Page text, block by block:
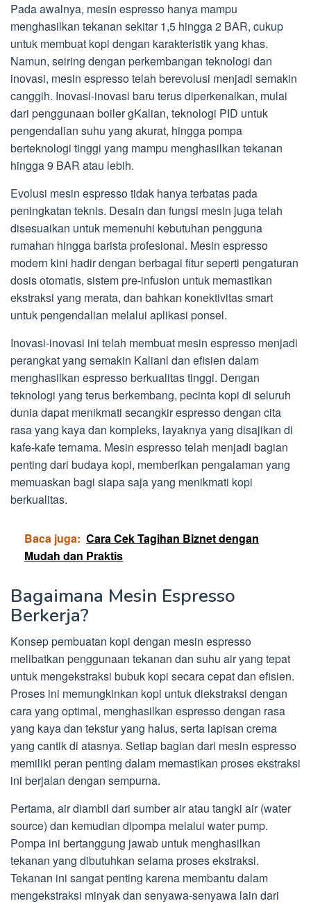
Pada awalnya, mesin espresso hanya mampu
menghasilkan tekanan sekitar 1,5 hingga 2 BAR, cukup
untuk membuat kopi dengan karakteristik yang khas.
Namun, seiring dengan perkembangan teknologi dan
inovasi, mesin espresso telah berevolusi menjadi semakin
canggih. Inovasi-inovasi baru terus diperkenalkan, mulai
dari penggunaan boiler gKalian, teknologi PID untuk
pengendalian suhu yang akurat, hingga pompa
berteknologi tinggi yang mampu menghasilkan tekanan
hingga 9 BAR atau lebih.
Evolusi mesin espresso tidak hanya terbatas pada
peningkatan teknis. Desain dan fungsi mesin juga telah
disesuaikan untuk memenuhi kebutuhan pengguna
rumahan hingga barista profesional. Mesin espresso
modern kini hadir dengan berbagai fitur seperti pengaturan
dosis otomatis, sistem pre-infusion untuk memastikan
ekstraksi yang merata, dan bahkan konektivitas smart
untuk pengendalian melalui aplikasi ponsel.
Inovasi-inovasi ini telah membuat mesin espresso menjadi
perangkat yang semakin Kalianl dan efisien dalam
menghasilkan espresso berkualitas tinggi. Dengan
teknologi yang terus berkembang, pecinta kopi di seluruh
dunia dapat menikmati secangkir espresso dengan cita
rasa yang kaya dan kompleks, layaknya yang disajikan di
kafe-kafe ternama. Mesin espresso telah menjadi bagian
penting dari budaya kopi, memberikan pengalaman yang
memuaskan bagi siapa saja yang menikmati kopi
berkualitas.
Baca juga: Cara Cek Tagihan Biznet dengan
Mudah dan Praktis
Bagaimana Mesin Espresso
Berkerja?
Konsep pembuatan kopi dengan mesin espresso
melibatkan penggunaan tekanan dan suhu air yang tepat
untuk mengekstraksi bubuk kopi secara cepat dan efisien.
Proses ini memungkinkan kopi untuk diekstraksi dengan
cara yang optimal, menghasilkan espresso dengan rasa
yang kaya dan tekstur yang halus, serta lapisan crema
yang cantik di atasnya. Setiap bagian dari mesin espresso
memiliki peran penting dalam memastikan proses ekstraksi
ini berjalan dengan sempurna.
Pertama, air diambil dari sumber air atau tangki air (water
source) dan kemudian dipompa melalui water pump.
Pompa ini bertanggung jawab untuk menghasilkan
tekanan yang dibutuhkan selama proses ekstraksi.
Tekanan ini sangat penting karena membantu dalam
mengekstraksi minyak dan senyawa-senyawa lain dari